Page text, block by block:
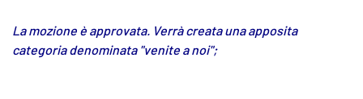
La mozione è approvata. Verrà creata una apposita
categoria denominata "venite a noi";